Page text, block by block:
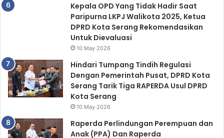
Kepala OPD Yang Tidak Hadir Saat
Paripurna LKPJ Walikota 2025, Ketua
DPRD Kota Serang Rekomendasikan
Untuk Dievaluasi
10 May 2026
Hindari Tumpang Tindih Regulasi
Dengan Pemerintah Pusat, DPRD Kota
Serang Tarik Tiga RAPERDA Usul DPRD
Kota Serang
10 May 2026
Raperda Perlindungan Perempuan dan
Anak (PPA) Dan Raperda